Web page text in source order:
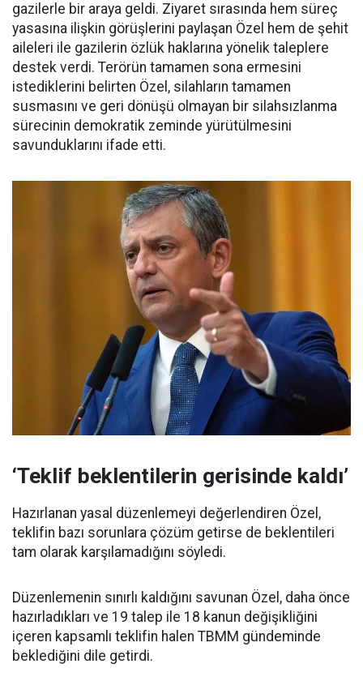
gazilerle bir araya geldi. Ziyaret sırasında hem süreç
yasasına ilişkin görüşlerini paylaşan Özel hem de şehit
aileleri ile gazilerin özlük haklarına yönelik taleplere
destek verdi. Terörün tamamen sona ermesini
istediklerini belirten Özel, silahların tamamen
susmasını ve geri dönüşü olmayan bir silahsızlanma
sürecinin demokratik zeminde yürütülmesini
savunduklarını ifade etti.
‘Teklif beklentilerin gerisinde kaldı’
Hazırlanan yasal düzenlemeyi değerlendiren Özel,
teklifin bazı sorunlara çözüm getirse de beklentileri
tam olarak karşılamadığını söyledi.
Düzenlemenin sınırlı kaldığını savunan Özel, daha önce
hazırladıkları ve 19 talep ile 18 kanun değişikliğini
içeren kapsamlı teklifin halen TBMM gündeminde
beklediğini dile getirdi.